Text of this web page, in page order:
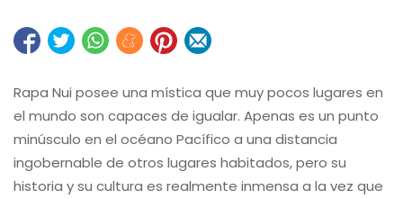
Rapa Nui posee una mística que muy pocos lugares en
el mundo son capaces de igualar. Apenas es un punto
minúsculo en el océano Pacífico a una distancia
ingobernable de otros lugares habitados, pero su
historia y su cultura es realmente inmensa a la vez que